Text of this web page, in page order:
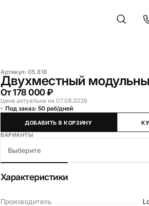
Артикул: 05.818
Двухместный
От178 000 ₽
Цена актуальна на 07.08.2026
Под заказ: 50 раб/дней
ДОБАВИТЬ В КОРЗИНУ
ВАРИАНТЫ
Выберите
Характеристики
Производитель